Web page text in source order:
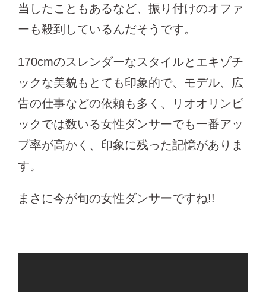
当したこともあるなど、振り付けのオファ
ーも殺到しているんだそうです。
170cmのスレンダーなスタイルとエキゾチ
ックな美貌もとても印象的で、モデル、広
告の仕事などの依頼も多く、リオオリンピ
ックでは数いる女性ダンサーでも一番アッ
プ率が高かく、印象に残った記憶がありま
す。
まさに今が旬の女性ダンサーですね!!